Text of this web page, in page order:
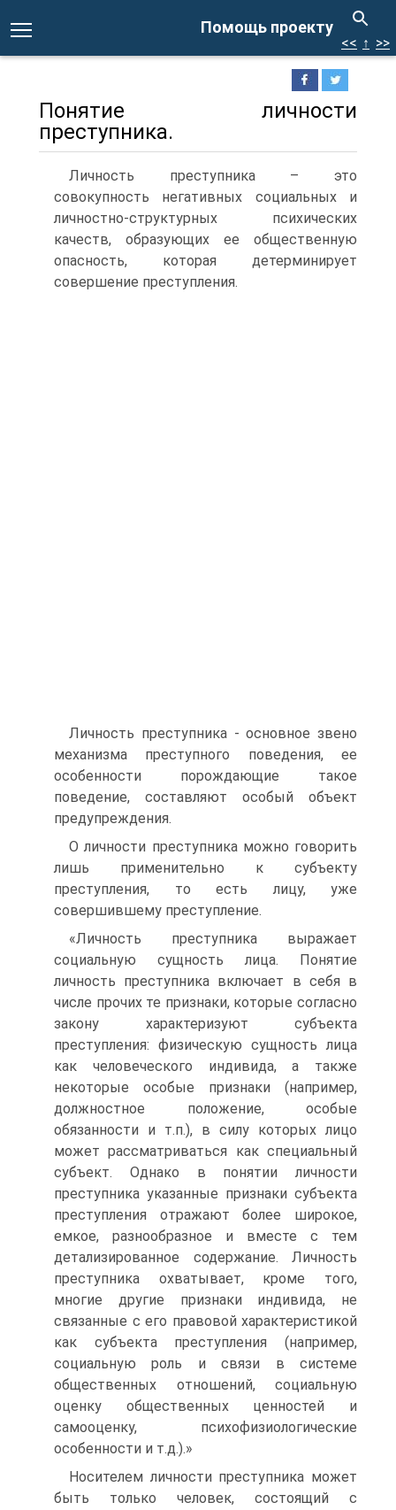
Помощь проекту
<< ↑ >>
Понятие личности
преступника.
Личность преступника – это
совокупность негативных социальных и
личностно-структурных психических
качеств, образующих ее общественную
опасность, которая детерминирует
совершение преступления.
Личность преступника - основное звено
механизма преступного поведения, ее
особенности порождающие такое
поведение, составляют особый объект
предупреждения.
О личности преступника можно говорить
лишь применительно к субъекту
преступления, то есть лицу, уже
совершившему преступление.
«Личность преступника выражает
социальную сущность лица. Понятие
личность преступника включает в себя в
числе прочих те признаки, которые согласно
закону характеризуют субъекта
преступления: физическую сущность лица
как человеческого индивида, а также
некоторые особые признаки (например,
должностное положение, особые
обязанности и т.п.), в силу которых лицо
может рассматриваться как специальный
субъект. Однако в понятии личности
преступника указанные признаки субъекта
преступления отражают более широкое,
емкое, разнообразное и вместе с тем
детализированное содержание. Личность
преступника охватывает, кроме того,
многие другие признаки индивида, не
связанные с его правовой характеристикой
как субъекта преступления (например,
социальную роль и связи в системе
общественных отношений, социальную
оценку общественных ценностей и
самооценку, психофизиологические
особенности и т.д.).»
Носителем личности преступника может
быть только человек, состоящий с